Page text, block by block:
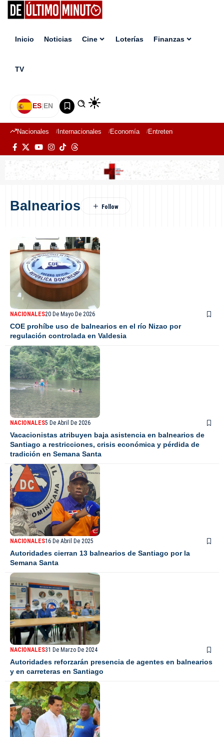
Inicio Noticias Cine Loterías Finanzas
TV
ES|EN
Nacionales Internacionales Economía Entretenimiento
Balnearios
NACIONALES20 De Mayo De 2026
COE prohíbe uso de balnearios en el río Nizao por
regulación controlada en Valdesia
NACIONALES5 De Abril De 2026
Vacacionistas atribuyen baja asistencia en balnearios de
Santiago a restricciones, crisis económica y pérdida de
tradición en Semana Santa
NACIONALES16 De Abril De 2025
Autoridades cierran 13 balnearios de Santiago por la
Semana Santa
NACIONALES31 De Marzo De 2024
Autoridades reforzarán presencia de agentes en balnearios
y en carreteras en Santiago